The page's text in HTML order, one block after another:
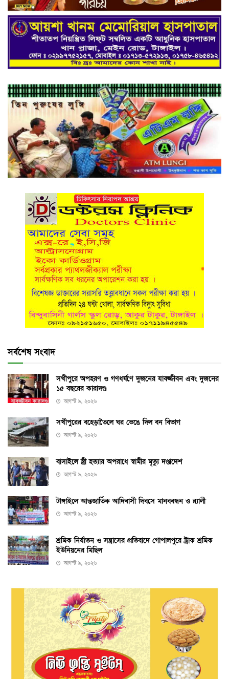
সর্বশেষ সংবাদ
সখীপুরে অপহরণ ও গণধর্ষণে দুজনের যাবজ্জীবন এবং দুজনের
১৫ বছরের কারাদণ্ড
আগস্ট ৯, ২০২৬
সখীপুরের বহেড়াতৈলে ঘর ভেঙে দিল বন বিভাগ
আগস্ট ৯, ২০২৬
বাসাইলে স্ত্রী হত্যার অপরাধে স্বামীর মৃত্যু দণ্ডাদেশ
আগস্ট ৯, ২০২৬
টাঙ্গাইলে আন্তজার্তিক আদিবাসী দিবসে মানববন্ধন ও র‌্যালী
আগস্ট ৯, ২০২৬
শ্রমিক নির্যাতন ও সন্ত্রাসের প্রতিবাদে গোপালপুরে ট্রাক শ্রমিক
ইউনিয়নের মিছিল
আগস্ট ৯, ২০২৬